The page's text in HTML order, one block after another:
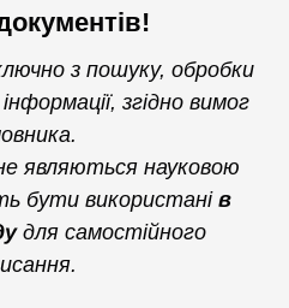
з пошуку, обробки
згідно вимог
являються науковою
бути використанів
для самостійного